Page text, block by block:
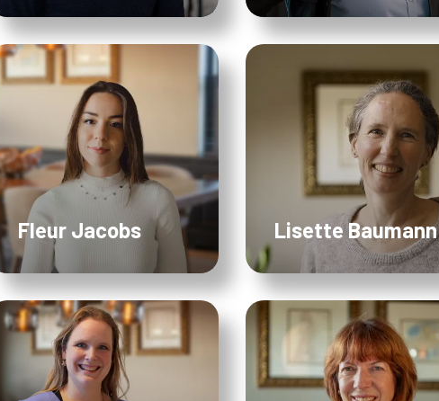
Fleur Jacobs Lisette Baumann